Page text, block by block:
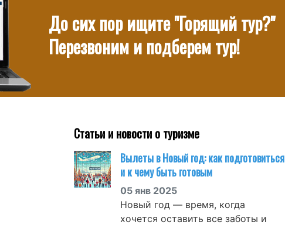
До сих пор ищите "Горящий тур?"
Перезвоним и подберем тур!
Статьи и новости о туризме
Вылеты в Новый год: как подготовиться
и к чему быть готовым
05 янв 2025
Новый год — время, когда
хочется оставить все заботы и